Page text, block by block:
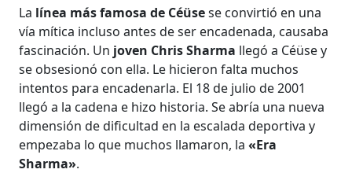
La línea más famosa de Céüsese convirtió en una
vía mítica incluso antes de ser encadenada, causaba
fascinación. Un joven Chris Sharma llegó a Céüse y
se obsesionó con ella. Le hicieron falta muchos
intentos para encadenarla. El 18 de julio de 2001
llegó a la cadena e hizo historia. Se abría una nueva
dimensión de dificultad en la escalada deportiva y
empezaba lo que muchos llamaron, la «Era
Sharma».